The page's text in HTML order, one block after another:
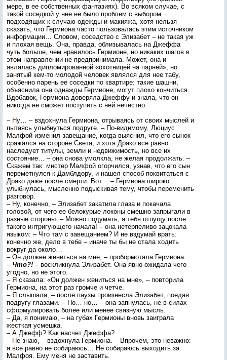
мере, в ее собственных фантазиях). Во всяком случае, с
такой соседкой у нее не было проблем с выбором
подходящих к случаю одежды и макияжа, хотя нельзя
сказать, что Гермиона часто пользовалась этим источником
информации… Словом, соседство с Элизабет – не такая уж
и плохая вещь. Она, правда, облизывалась на Джеффа
чуть больше, чем нравилось Гермионе, но никаких шагов в
этом направлении не предпринимала. Может, она и
являлась дипломированной «охотницей на парней», но
занятый кем-то молодой человек являлся для нее табу,
особенно парень ее соседки по квартире: такие шашни,
объяснила она однажды Гермионе, могут плохо кончиться.
Вдобавок, Гермиона доверяла Джеффу и знала, что он
никогда не сможет поступить с ней нечестно.
– Ну… – вздохнула Гермиона, отрываясь от своих мыслей и
пытаясь улыбнуться подруге. – По-видимому, Люциус
Малфой изменил завещание, когда выяснил, что его сынок
сражался на стороне Света, и хотя Драко все равно
наследует титулы, земли и недвижимость, но все их
состояние… – она снова умолкла, не желая продолжать. –
Скажем так: мистер Малфой огорчился, узнав, что его сын
переметнулся к Дамблдору, и нашел способ поквитаться с
Драко даже после смерти. Вот… – Гермиона широко
улыбнулась, мысленно подыскивая тему, чтобы переменить
разговор.
– Ну, конечно, – Элизабет закатила глаза и покачала
головой, от чего ее белокурые локоны смешно запрыгали в
разные стороны. – Можно подумать, я тебя отпущу после
такого интригующего начала! – она нетерпеливо зацокала
языком: – Что там с завещанием? И не вздумай врать:
конечно же, дело в тебе – иначе ты бы не стала ходить
вокруг да около…
– Он должен жениться на мне, – пробормотала Гермиона.
– Что?! – воскликнула Элизабет. Она явно ожидала чего
угодно, но не этого.
– Я сказала: «Он должен жениться на мне», – повторила
Гермиона, на этот раз громче и четче.
– Я слышала, – после паузы произнесла Элизабет, поедая
подругу глазами. – Но… но… – она запнулась, не в силах
сформулировать более или менее связную мысль.
– Да, я понимаю, – на губах Гермионы вновь заиграла
жесткая усмешка.
– А Джефф? Как насчет Джеффа?
– Не знаю, – вздохнула Гермиона. – Впрочем, это неважно:
я все равно не собираюсь… Не собираюсь выходить за
Малфоя. Ему меня не заставить.